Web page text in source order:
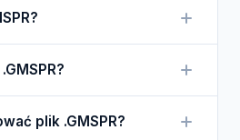
który zawiera obrazy oraz
w grach 2D.
jest dedykowanym
plik .GMSPR?